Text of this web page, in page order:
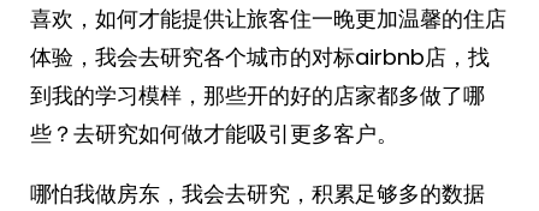
喜欢，如何才能提供让旅客住一晚更加温馨的住店
体验，我会去研究各个城市的对标airbnb店，找
到我的学习模样，那些开的好的店家都多做了哪
些？去研究如何做才能吸引更多客户。
哪怕我做房东，我会去研究，积累足够多的数据